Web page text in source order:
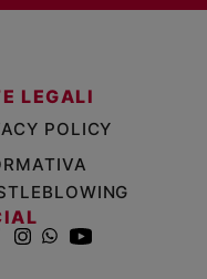
LEGALI
POLICY